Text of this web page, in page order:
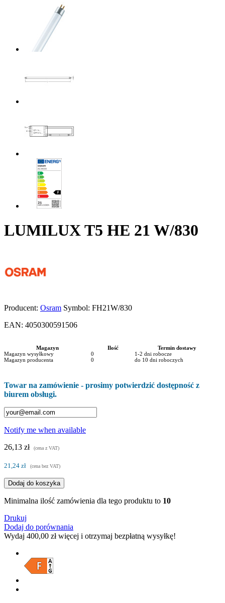
LUMILUX T5 HE 21 W/830
Producent: Osram Symbol: FH21W/830
EAN: 4050300591506
Magazyn Ilość
Termin dostawy
Magazyn wysyłkowy
0
1-2 dni robocze
Magazyn producenta
0 do 10 dni roboczych
Towar na zamówienie - prosimy potwierdzić dostępność z
biurem obsługi.
Notify me when available
26,13 zł
(cena z VAT)
21,24 zł (cena bez VAT)
Dodaj do koszyka
Minimalna ilość zamówienia dla tego produktu to 10
Drukuj
Dodaj do porównania
Wydaj 400,00 złwięcej i otrzymaj bezpłatną wysyłkę!